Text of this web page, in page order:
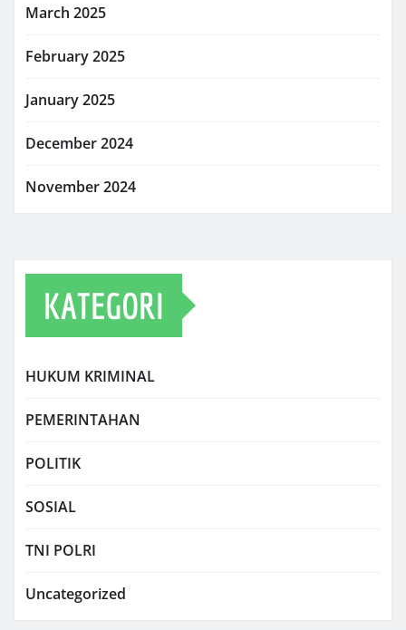
March 2025
February 2025
January 2025
December 2024
November 2024
KATEGORI
HUKUM KRIMINAL
PEMERINTAHAN
POLITIK
SOSIAL
TNI POLRI
Uncategorized